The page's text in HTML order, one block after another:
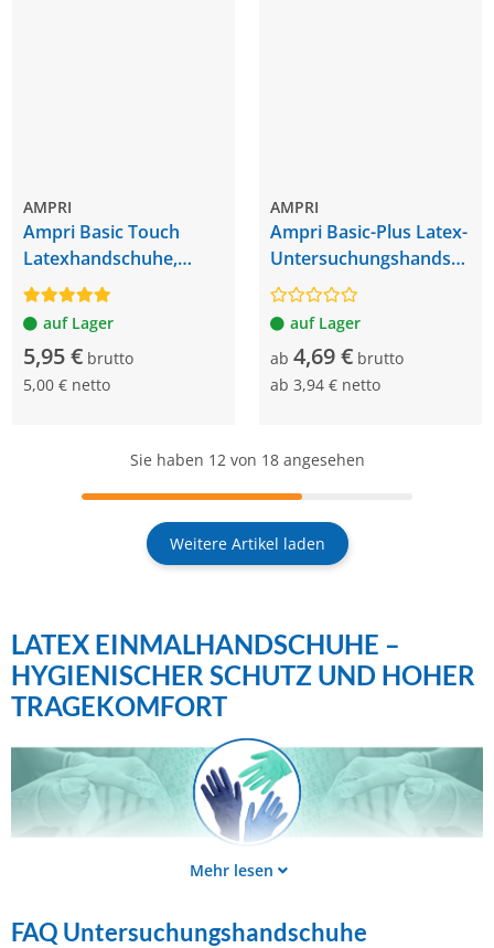
AMPRI
Ampri Basic Touch
Latexhandschuhe,
puderfrei, 100 Stück
auf Lager
5,95 € brutto
5,00 € netto
AMPRI
Ampri Basic-Plus Latex-
Untersuchungshandsch
uh, puderfrei, 100 Stück
auf Lager
ab 4,69 € brutto
ab 3,94 € netto
Sie haben 12von 18 angesehen
Weitere Artikel laden
LATEX EINMALHANDSCHUHE –
HYGIENISCHER SCHUTZ UND HOHER
TRAGEKOMFORT
Mehr lesen
FAQ Untersuchungshandschuhe